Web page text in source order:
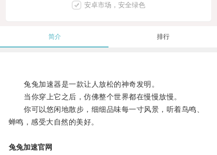
安卓市场，安全绿色
简介 排行
兔兔加速器是一款让人放松的神奇发明。
当你穿上它之后，仿佛整个世界都在慢慢放慢。
你可以悠闲地散步，细细品味每一寸风景，听着鸟鸣、
蝉鸣，感受大自然的美好。
兔兔加速官网